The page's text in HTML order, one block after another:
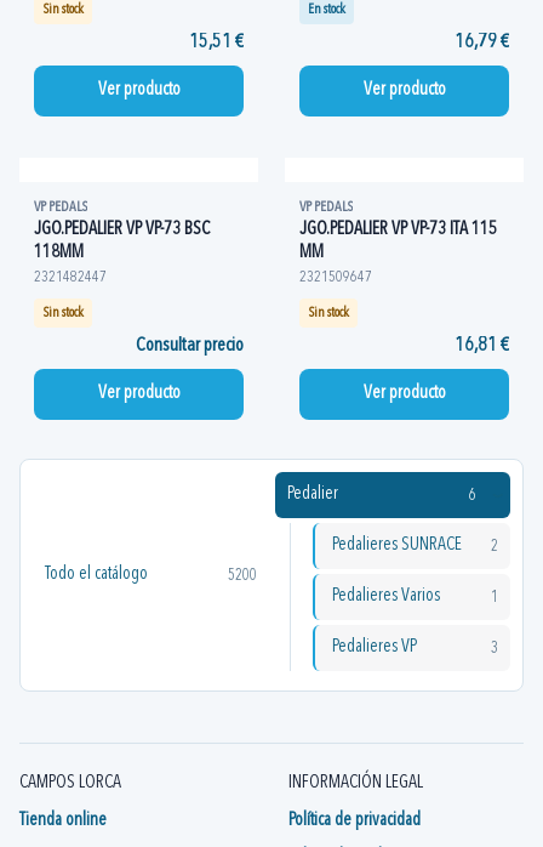
Todo el catálogo 5200
Pedalier 6
Pedalieres SUNRACE 2
Pedalieres Varios 1
Pedalieres VP 3
Sin stock
15,51 €
Ver producto
En stock
16,79 €
Ver producto
VP PEDALS
JGO.PEDALIER VP VP-73 BSC
118MM
2321482447
Sin stock
Consultar precio
Ver producto
VP PEDALS
JGO.PEDALIER VP VP-73 ITA 115
MM
2321509647
Sin stock
16,81 €
Ver producto
CAMPOS LORCA
Tienda online
INFORMACIÓN LEGAL
Política de privacidad